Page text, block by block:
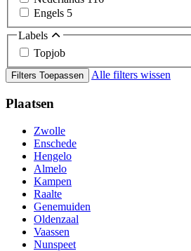
Engels 5
Labels
Topjob
Filters Toepassen Alle filters wissen
Plaatsen
Zwolle
Enschede
Hengelo
Almelo
Kampen
Raalte
Genemuiden
Oldenzaal
Vaassen
Nunspeet